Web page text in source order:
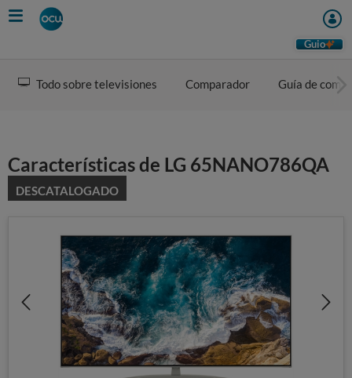
Skip
to
Guio
Todo sobre televisiones Comparador Guía de
Características de LG 65NANO786QA
DESCATALOGADO